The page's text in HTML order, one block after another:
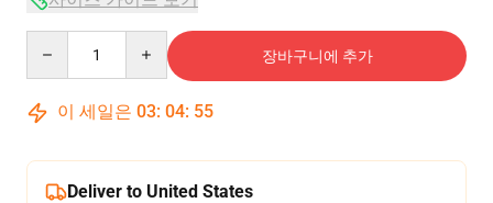
장바구니에 추가
이 세일은 03: 04: 55
Deliver to United States